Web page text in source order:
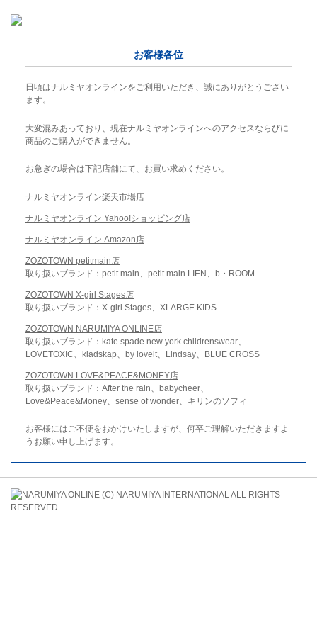
お客様各位
日頃はナルミヤオンラインをご利用いただき、誠にありがとうござい
ます。
大変混みあっており、現在ナルミヤオンラインへのアクセスならびに
商品のご購入ができません。
お急ぎの場合は下記店舗にて、お買い求めください。
ナルミヤオンライン楽天市場店
ナルミヤオンライン Yahoo!ショッピング店
ナルミヤオンライン Amazon店
ZOZOTOWN petitmain店
取り扱いブランド：petit main、petit main LIEN、b・ROOM
ZOZOTOWN X-girl Stages店
取り扱いブランド：X-girl Stages、XLARGE KIDS
ZOZOTOWN NARUMIYA ONLINE店
取り扱いブランド：kate spade new york childrenswear、
LOVETOXIC、kladskap、by loveit、Lindsay、BLUE CROSS
ZOZOTOWN LOVE&PEACE&MONEY店
取り扱いブランド：After the rain、babycheer、
Love&Peace&Money、sense of wonder、キリンのソフィ
お客様にはご不便をおかけいたしますが、何卒ご理解いただきますよ
うお願い申し上げます。